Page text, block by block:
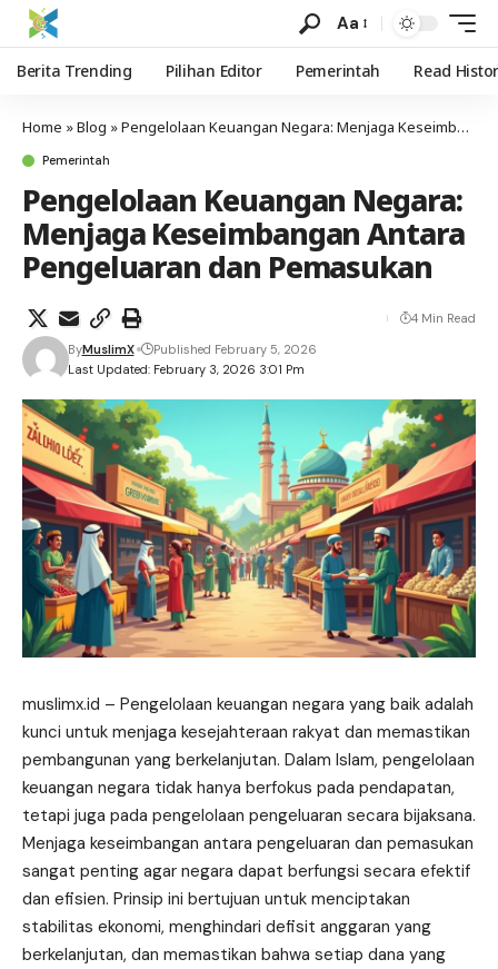
Aa
Berita Trending Pilihan Editor Pemerintah Read
Home »Blog »Pengelolaan Keuangan Negara: Menjaga Keseimbangan Antara Pengeluaran dan Pemasukan
Pemerintah
Pengelolaan Keuangan Negara:
Menjaga Keseimbangan Antara
Pengeluaran dan Pemasukan
Last Updated: February 3, 2026 3:01 Pm
ByMuslimX Published February 5, 2026
4 Min Read
muslimx.id – Pengelolaan keuangan negara yang baik adalah
kunci untuk menjaga kesejahteraan rakyat dan memastikan
pembangunan yang berkelanjutan. Dalam Islam, pengelolaan
keuangan negara tidak hanya berfokus pada pendapatan,
tetapi juga pada pengelolaan pengeluaran secara bijaksana.
Menjaga keseimbangan antara pengeluaran dan pemasukan
sangat penting agar negara dapat berfungsi secara efektif
dan efisien. Prinsip ini bertujuan untuk menciptakan
stabilitas ekonomi, menghindari defisit anggaran yang
berkelanjutan, dan memastikan bahwa setiap dana yang